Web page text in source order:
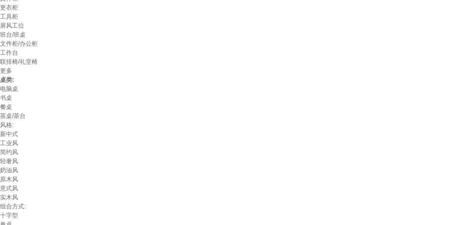
更衣柜
工具柜
屏风工位
班台/班桌
文件柜/办公柜
工作台
联排椅/礼堂椅
更多
桌类:
电脑桌
书桌
餐桌
茶桌/茶台
风格:
新中式
工业风
简约风
轻奢风
奶油风
原木风
意式风
实木风
组合方式:
十字型